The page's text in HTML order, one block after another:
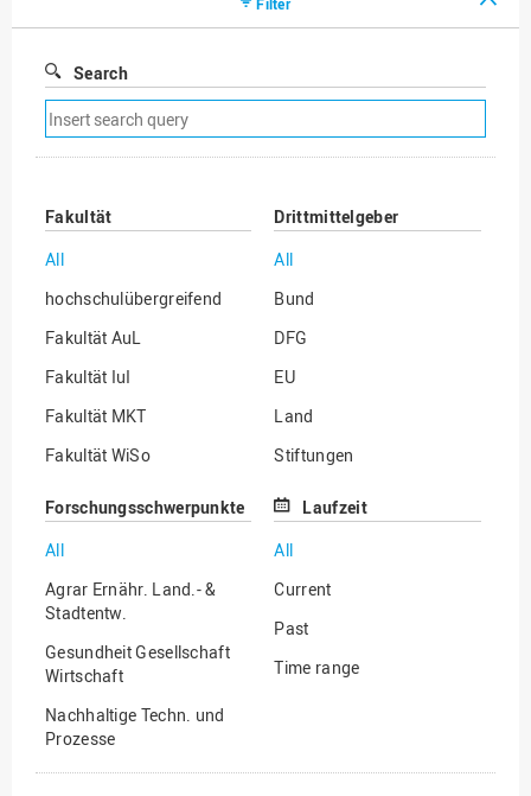
Search
Remove
search
filter
Fakultät
All
hochschulübergreifend
Fakultät AuL
Fakultät IuI
Fakultät MKT
Fakultät WiSo
Drittmittelgeber
All
Bund
DFG
EU
Land
Stiftungen
Sonstige
Forschungsschwerpunkte
All
Agrar Ernähr. Land.- &
Stadtentw.
Gesundheit Gesellschaft
Wirtschaft
Nachhaltige Techn. und
Prozesse
Vielfältiges Forschen
Laufzeit
All
Current
Past
Time range